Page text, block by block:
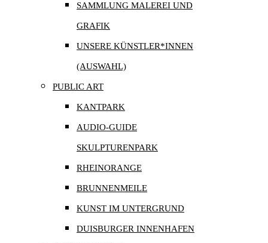
SAMMLUNG MALEREI UND
GRAFIK
UNSERE KÜNSTLER*INNEN
(AUSWAHL)
PUBLIC ART
KANTPARK
AUDIO-GUIDE
SKULPTURENPARK
RHEINORANGE
BRUNNENMEILE
KUNST IM UNTERGRUND
DUISBURGER INNENHAFEN